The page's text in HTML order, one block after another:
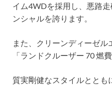
イム4WDを採用し、悪路
ンシャルを誇ります。
また、クリーンディーゼル
「ランドクルーザー 70 燃
質実剛健なスタイルととも